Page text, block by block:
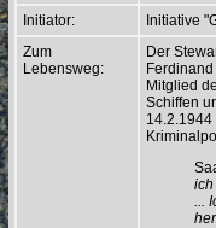
Initiator:
Initiative
Zum
Lebensweg:
Der
Mitglied
Schiffen
ich
...